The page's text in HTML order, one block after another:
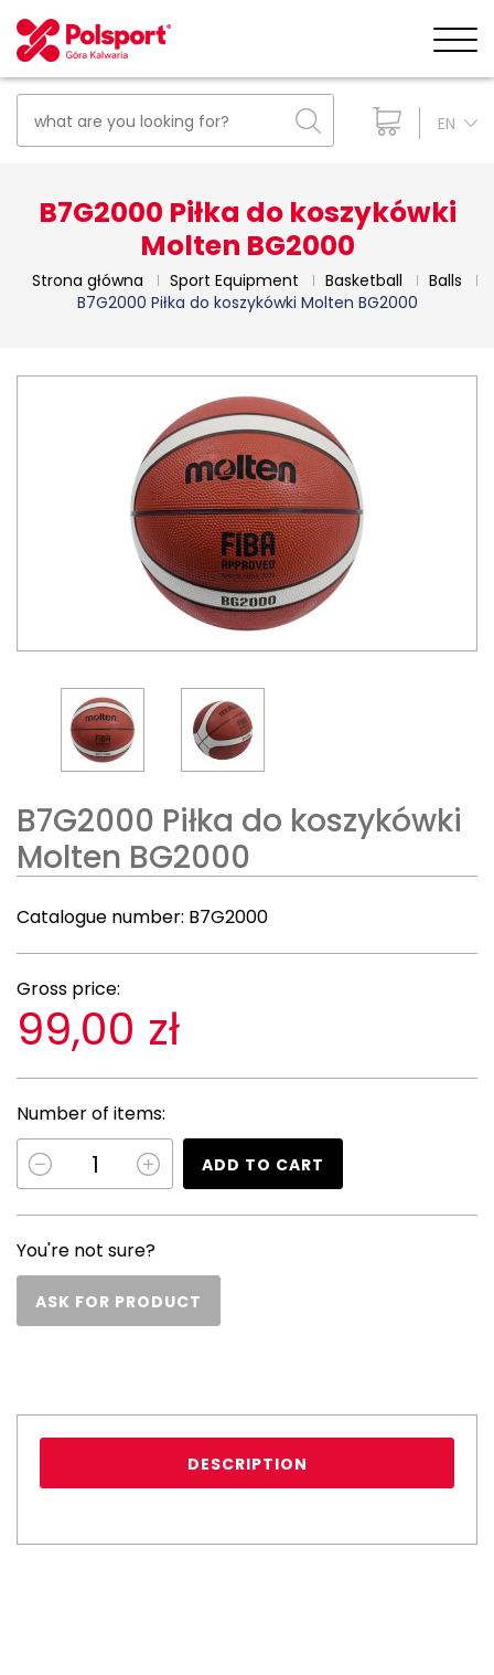
EN
B7G2000 Piłka do koszykówki
Molten BG2000
Strona główna Sport Equipment Basketball
Balls
B7G2000 Piłka do koszykówki Molten BG2000
B7G2000 Piłka do koszykówki
Molten BG2000
Catalogue number: B7G2000
Gross price:
99,00 zł
Number of items:
ADD TO CART
You're not sure?
ASK FOR PRODUCT
DESCRIPTION